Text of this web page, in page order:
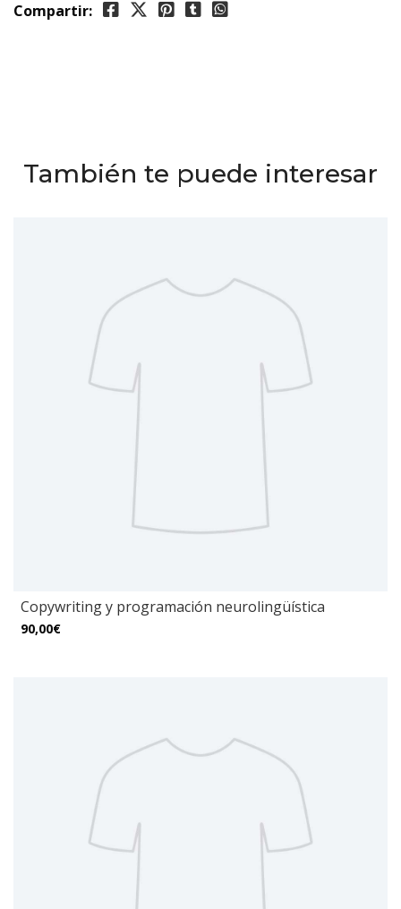
Compartir:
También te puede interesar
Copywriting y programación neurolingüística
90,00€